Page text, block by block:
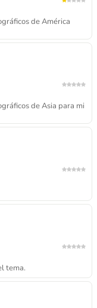
de América
de Asia para mi
tema.